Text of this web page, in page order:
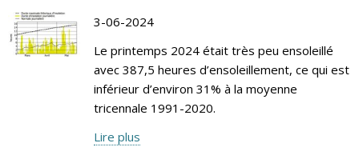
3-06-2024
Le printemps 2024 était très peu ensoleillé
avec 387,5 heures d’ensoleillement, ce qui est
inférieur d’environ 31% à la moyenne
tricennale 1991-2020.
Lire plus